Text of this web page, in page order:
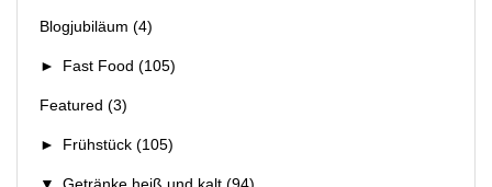
Blogjubiläum (4)
► Fast Food (105)
Featured (3)
► Frühstück (105)
▼ Getränke heiß und kalt (94)